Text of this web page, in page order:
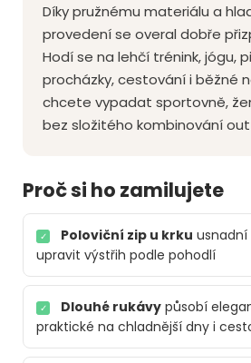
Díky pružnému materiálu a
provedení se overal dobře
Hodí se na lehčí trénink, jógu,
procházky, cestování i běžné
chcete vypadat sportovně,
bez složitého kombinování
Proč si ho zamilujete
✓ Poloviční zip u krku
upravit výstřih podle pohodlí
✓ Dlouhé rukávy působí
praktické na chladnější dny i